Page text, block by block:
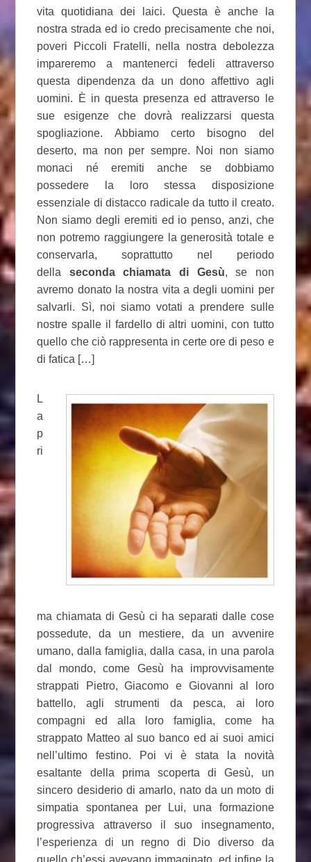
vita quotidiana dei laici. Questa è anche la
nostra strada ed io credo precisamente che noi,
poveri Piccoli Fratelli, nella nostra debolezza
impareremo a mantenerci fedeli attraverso
questa dipendenza da un dono affettivo agli
uomini. È in questa presenza ed attraverso le
sue esigenze che dovrà realizzarsi questa
spogliazione. Abbiamo certo bisogno del
deserto, ma non per sempre. Noi non siamo
monaci né eremiti anche se dobbiamo
possedere la loro stessa disposizione
essenziale di distacco radicale da tutto il creato.
Non siamo degli eremiti ed io penso, anzi, che
non potremo raggiungere la generosità totale e
conservarla, soprattutto nel periodo
della seconda chiamata di Gesù, se non
avremo donato la nostra vita a degli uomini per
salvarli. Sì, noi siamo votati a prendere sulle
nostre spalle il fardello di altri uomini, con tutto
quello che ciò rappresenta in certe ore di peso e
di fatica […]
L
a
p
ri
ma chiamata di Gesù ci ha separati dalle cose
possedute, da un mestiere, da un avvenire
umano, dalla famiglia, dalla casa, in una parola
dal mondo, come Gesù ha improvvisamente
strappati Pietro, Giacomo e Giovanni al loro
battello, agli strumenti da pesca, ai loro
compagni ed alla loro famiglia, come ha
strappato Matteo al suo banco ed ai suoi amici
nell’ultimo festino. Poi vi è stata la novità
esaltante della prima scoperta di Gesù, un
sincero desiderio di amarlo, nato da un moto di
simpatia spontanea per Lui, una formazione
progressiva attraverso il suo insegnamento,
l’esperienza di un regno di Dio diverso da
quello ch’essi avevano immaginato, ed infine la